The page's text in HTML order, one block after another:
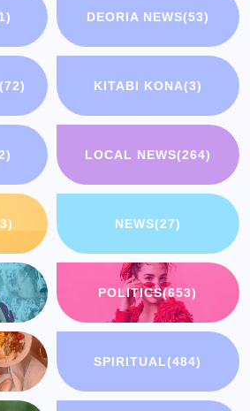
DEORIA NEWS(53)
(72) KITABI KONA(3)
LOCAL NEWS(264)
NEWS(27)
POLITICS(653)
SPIRITUAL(484)